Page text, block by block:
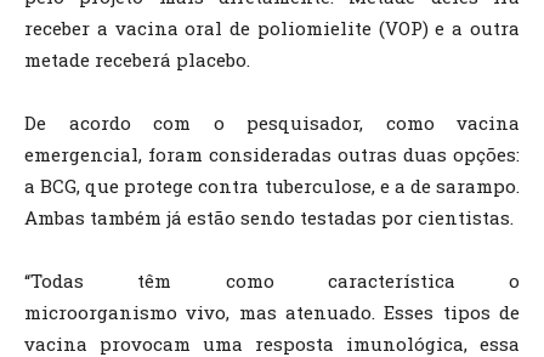
receber a vacina oral de poliomielite (VOP) e a outra
metade receberá placebo.
De acordo com o pesquisador, como vacina
emergencial, foram consideradas outras duas opções:
a BCG, que protege contra tuberculose, e a de sarampo.
Ambas também já estão sendo testadas por cientistas.
“Todas têm como característica o
microorganismo vivo, mas atenuado. Esses tipos de
vacina provocam uma resposta imunológica, essa